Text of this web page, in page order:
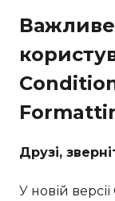
Друзі,
У новій